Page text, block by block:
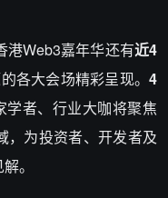
港Web3嘉年华还有近4
各大会场精彩呈现。4
者、行业大咖将聚焦
，为投资者、开发者及
。